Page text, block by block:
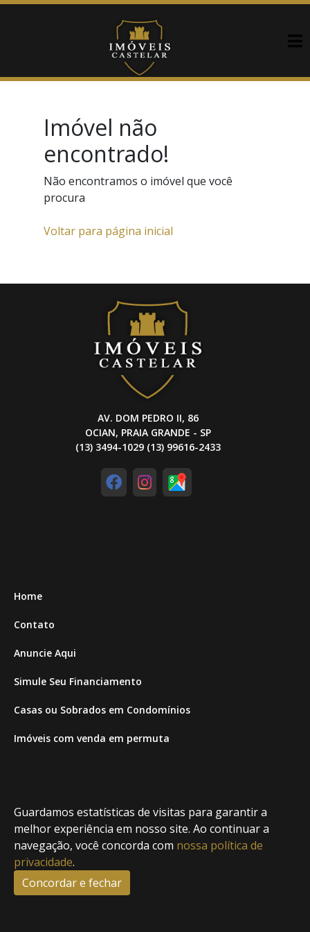
Imóvel não
encontrado!
Não encontramos o imóvel que você
procura
Voltar para página inicial
Guardamos estatísticas de visitas para garantir a
melhor experiência em nosso site. Ao continuar a
navegação, você concorda com nossa política de
privacidade.
Concordar e fechar
AV. DOM PEDRO II, 86
OCIAN, PRAIA GRANDE - SP
(13) 3494-1029 (13) 99616-2433
Home
Contato
Anuncie Aqui
Simule Seu Financiamento
Casas ou Sobrados em Condomínios
Imóveis com venda em permuta
Casa com piscina
Apartamento com piscina
Condomínio fechado